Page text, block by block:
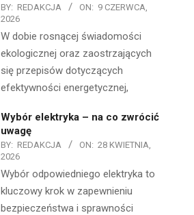
BY: REDAKCJA ON: 9 CZERWCA,
2026
W dobie rosnącej świadomości
ekologicznej oraz zaostrzających
się przepisów dotyczących
efektywności energetycznej,
Wybór elektryka – na co zwrócić
uwagę
BY: REDAKCJA ON: 28 KWIETNIA,
2026
Wybór odpowiedniego elektryka to
kluczowy krok w zapewnieniu
bezpieczeństwa i sprawności